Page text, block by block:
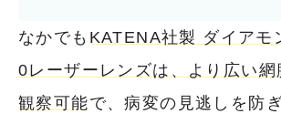
なかでも KATENA社製 ダイアモ
0レーザーレンズは、より広い
観察可能で、病変の見逃しを防ぎ